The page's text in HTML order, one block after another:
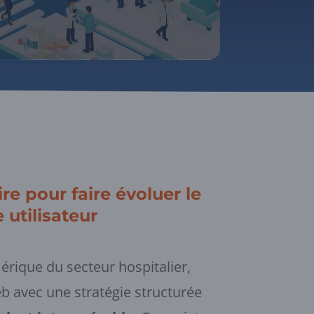
pour faire évoluer le
utilisateur
du secteur hospitalier,
avec une stratégie structurée